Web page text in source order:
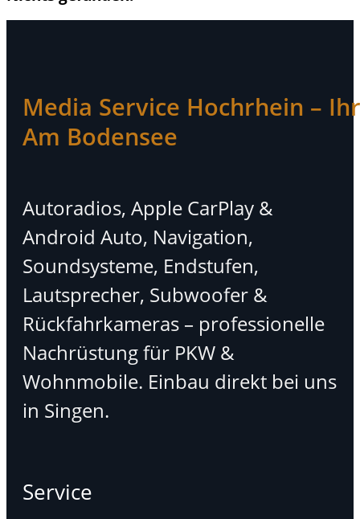
Media Service Hochrhein –
Am Bodensee
Autoradios, Apple CarPlay &
Android Auto, Navigation,
Soundsysteme, Endstufen,
Lautsprecher, Subwoofer &
Rückfahrkameras – professionelle
Nachrüstung für PKW &
Wohnmobile. Einbau direkt bei uns
in Singen.
Service